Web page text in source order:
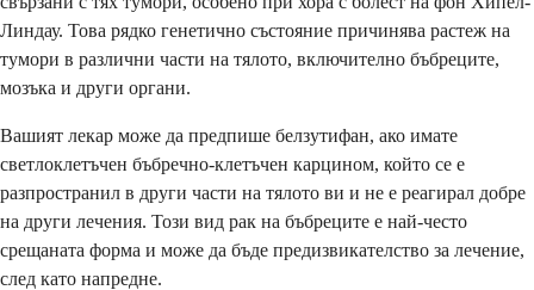
Линдау. Това рядко генетично състояние причинява растеж на
тумори в различни части на тялото, включително бъбреците,
мозъка и други органи.
Вашият лекар може да предпише белзутифан, ако имате
светлоклетъчен бъбречно-клетъчен карцином, който се е
разпространил в други части на тялото ви и не е реагирал добре
на други лечения. Този вид рак на бъбреците е най-често
срещаната форма и може да бъде предизвикателство за лечение,
след като напредне.